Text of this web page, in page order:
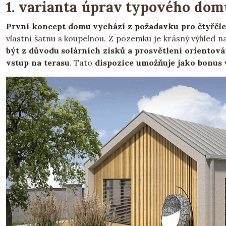
1. varianta úprav typového
První koncept domu vychází z požadavku pro
vlastní šatnu s koupelnou. Z pozemku je krásný výhled
být z důvodu solárních zisků a prosvětlení
vstup na terasu. Tato dispozice umožňuje jako